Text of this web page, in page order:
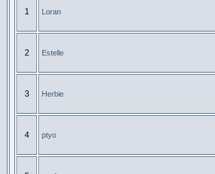
1 Loran
2 Estelle
3 Herbie
4 ptyo